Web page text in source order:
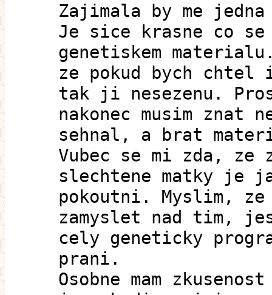
Zajimala by me
Je sice krasne co se
genetiskem
ze pokud bych chtel
tak ji nesezenu.
nakonec musim znat
sehnal, a brat
Vubec se mi zda, ze
slechtene matky je
pokoutni. Myslim,
zamyslet nad tim,
cely geneticky
prani.
Osobne mam